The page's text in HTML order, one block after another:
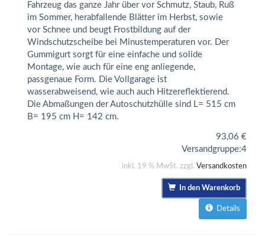
Fahrzeug das ganze Jahr über vor Schmutz, Staub, Ruß
im Sommer, herabfallende Blätter im Herbst, sowie
vor Schnee und beugt Frostbildung auf der
Windschutzscheibe bei Minustemperaturen vor. Der
Gummigurt sorgt für eine einfache und solide
Montage, wie auch für eine eng anliegende,
passgenaue Form. Die Vollgarage ist
wasserabweisend, wie auch auch Hitzereflektierend.
Die Abmaßungen der Autoschutzhülle sind L= 515 cm
B= 195 cm H= 142 cm.
93,06 €
Versandgruppe:4
inkl. 19 % MwSt. zzgl. Versandkosten
In den Warenkorb
Details